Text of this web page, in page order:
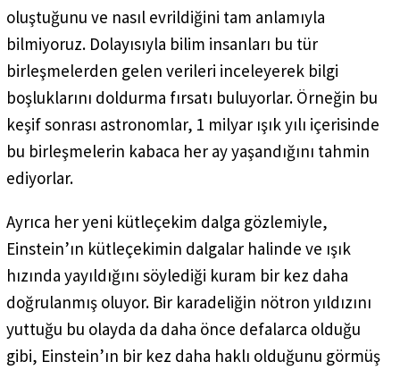
oluştuğunu ve nasıl evrildiğini tam anlamıyla
bilmiyoruz. Dolayısıyla bilim insanları bu tür
birleşmelerden gelen verileri inceleyerek bilgi
boşluklarını doldurma fırsatı buluyorlar. Örneğin bu
keşif sonrası astronomlar, 1 milyar ışık yılı içerisinde
bu birleşmelerin kabaca her ay yaşandığını tahmin
ediyorlar.
Ayrıca her yeni kütleçekim dalga gözlemiyle,
Einstein’ın kütleçekimin dalgalar halinde ve ışık
hızında yayıldığını söylediği kuram bir kez daha
doğrulanmış oluyor. Bir karadeliğin nötron yıldızını
yuttuğu bu olayda da daha önce defalarca olduğu
gibi, Einstein’ın bir kez daha haklı olduğunu görmüş